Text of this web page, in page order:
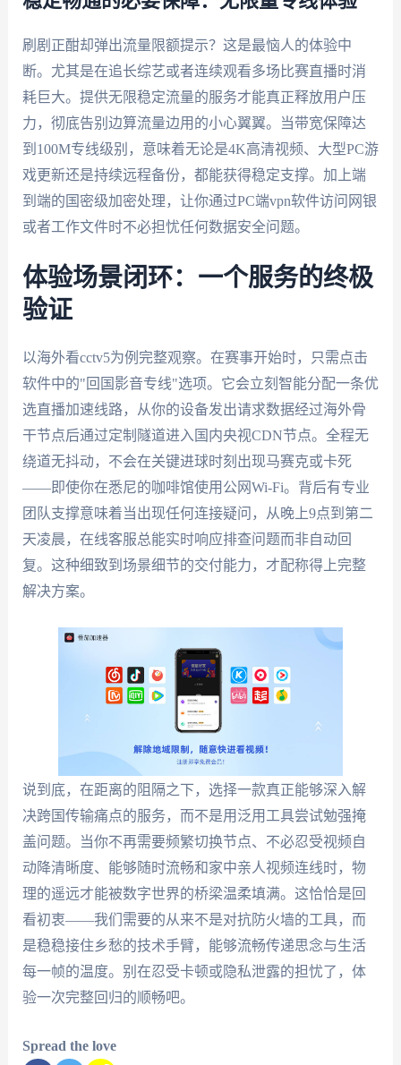
刷剧正酣却弹出流量限额提示？这是最恼人的体验中
断。尤其是在追长综艺或者连续观看多场比赛直播时消
耗巨大。提供无限稳定流量的服务才能真正释放用户压
力，彻底告别边算流量边用的小心翼翼。当带宽保障达
到100M专线级别，意味着无论是4K高清视频、大型PC游
戏更新还是持续远程备份，都能获得稳定支撑。加上端
到端的国密级加密处理，让你通过PC端vpn软件访问网银
或者工作文件时不必担忧任何数据安全问题。
体验场景闭环：一个服务的终极
验证
以海外看cctv5为例完整观察。在赛事开始时，只需点击
软件中的"回国影音专线"选项。它会立刻智能分配一条优
选直播加速线路，从你的设备发出请求数据经过海外骨
干节点后通过定制隧道进入国内央视CDN节点。全程无
绕道无抖动，不会在关键进球时刻出现马赛克或卡死
——即使你在悉尼的咖啡馆使用公网Wi-Fi。背后有专业
团队支撑意味着当出现任何连接疑问，从晚上9点到第二
天凌晨，在线客服总能实时响应排查问题而非自动回
复。这种细致到场景细节的交付能力，才配称得上完整
解决方案。
说到底，在距离的阻隔之下，选择一款真正能够深入解
决跨国传输痛点的服务，而不是用泛用工具尝试勉强掩
盖问题。当你不再需要频繁切换节点、不必忍受视频自
动降清晰度、能够随时流畅和家中亲人视频连线时，物
理的遥远才能被数字世界的桥梁温柔填满。这恰恰是回
看初衷——我们需要的从来不是对抗防火墙的工具，而
是稳稳接住乡愁的技术手臂，能够流畅传递思念与生活
每一帧的温度。别在忍受卡顿或隐私泄露的担忧了，体
验一次完整回归的顺畅吧。
Spread the love